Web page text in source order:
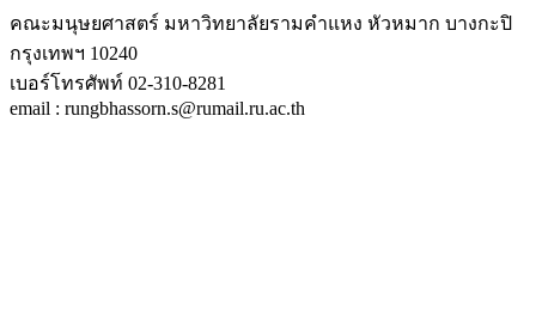
คณะมนุษยศาสตร์ มหาวิทยาลัยรามคำแหง หัวหมาก บางกะปิ
กรุงเทพฯ 10240
เบอร์โทรศัพท์ 02-310-8281
email : rungbhassorn.s@rumail.ru.ac.th